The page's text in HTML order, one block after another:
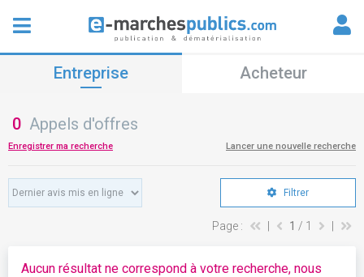
Entreprise Acheteur
0 Appels d'offres
Enregistrer ma recherche Lancer une nouvelle recherche
Filtrer
Page : 1 / 1
Aucun résultat ne correspond à votre recherche, nous